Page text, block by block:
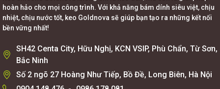
hoàn hảo cho mọi công trình. Với khả năng bám dính siêu việt, chịu
nhiệt, chịu nước tốt, keo Goldnova sẽ giúp bạn tạo ra những kết nối
bền vững nhất!
SH42 Centa City, Hữu Nghị, KCN VSIP, Phù Chẩn, Từ Sơn,
Bắc Ninh
Số 2 ngõ 27 Hoàng Như Tiếp, Bồ Đề, Long Biên, Hà Nội